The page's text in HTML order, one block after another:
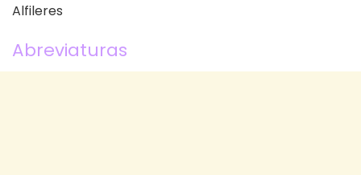
Alfileres
Abreviaturas